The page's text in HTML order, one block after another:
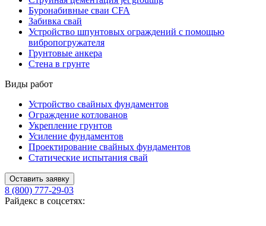
Буронабивные сваи CFA
Забивка свай
Устройство шпунтовых ограждений с помощью
вибропогружателя
Грунтовые анкера
Стена в грунте
Виды работ
Устройство свайных фундаментов
Ограждение котлованов
Укрепление грунтов
Усиление фундаментов
Проектирование свайных фундаментов
Статические испытания свай
Оставить заявку
8 (800) 777-29-03
Райдекс в соцсетях: